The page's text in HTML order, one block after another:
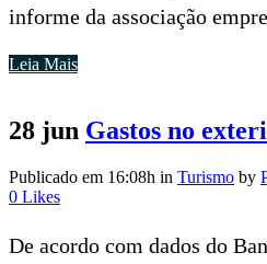
informe da associação
Leia Mais
28 jun Gastos no
Publicado em 16:08h in Turismo by
0 Likes
De acordo com dados do